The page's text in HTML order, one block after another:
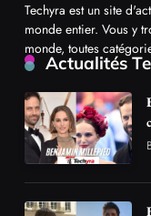
Techyra est un site
monde entier. Vous y
monde, toutes
Actualités